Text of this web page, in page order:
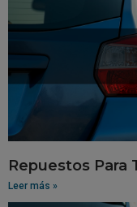
Repuestos Para
Leer más »